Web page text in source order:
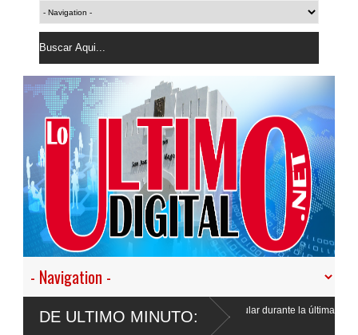
DE ULTIMO MINUTO:
en condición migratoria irregular durante la última